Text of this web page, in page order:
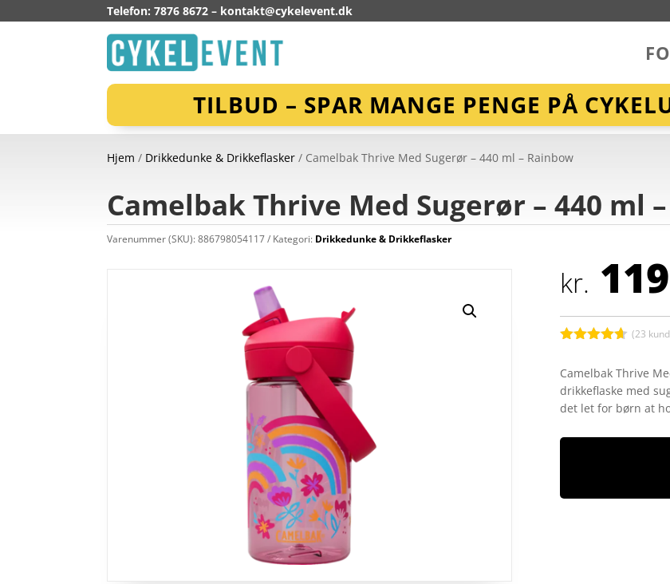
Telefon: 7876 8672 – kontakt@cykelevent.dk
TILBUD – SPAR MANGE PENGE PÅ
Hjem / Drikkedunke & Drikkeflasker / Camelbak Thrive Med Sugerør – 440 ml – Rainbow
Camelbak Thrive Med Sugerør – 440 ml
Varenummer (SKU):886798054117 Kategori: Drikkedunke & Drikkeflasker
kr.
ud af 5
baseret på
kundebedø
mmelser
(23
Camelbak Thrive
drikkeflaske med
det let for børn at